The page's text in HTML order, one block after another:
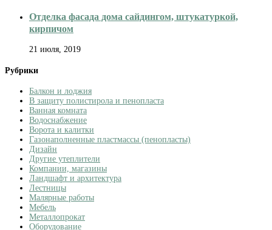
Отделка фасада дома сайдингом, штукатуркой,
кирпичом
21 июля, 2019
Рубрики
Балкон и лоджия
В защиту полистирола и пенопласта
Ванная комната
Водоснабжение
Ворота и калитки
Газонаполненные пластмассы (пенопласты)
Дизайн
Другие утеплители
Компании, магазины
Ландшафт и архитектура
Лестницы
Малярные работы
Мебель
Металлопрокат
Оборудование